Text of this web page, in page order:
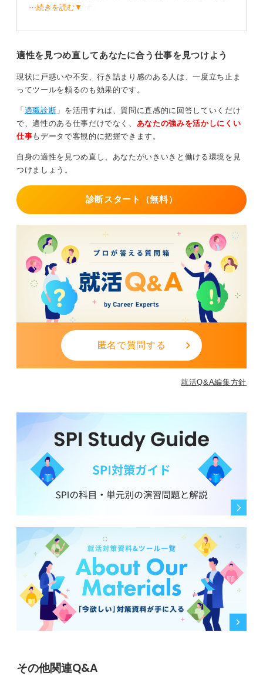
踏み出せています。
つらさを認めることが、立て直しのスタートになる
うように進まなかったり、人間関係でつまずいたり、期
待に応えられずに落ち込んだりする時期は、誰にでもあ
大切なのは、今の自分を責めすぎないことです。そし
て、「立て直すには時間がかかってもいい」と自分に許
す。転職は逃げではなく、自分に合った場所を探すため
の前向きな選択なのです。
そのためにも、今のつらさを整理してみましょう。何が
つらいのか、何が得意だったか、本当はどう働きたいの
かを紙に書き出すだけでも、つらさの輪郭が見えてきま
す。
状況を変えるには、小さな一歩を積み重ねることが大切
です。あなたには、あなただけの強みがあって、今は見
えづらくなっているだけなのです。
その強みを一緒に見つけてくれる人や環境を頼ることも
⋯続きを読む▼
適性を見つめ直してあなたに合う仕事を見つけよう
現状に戸惑いや不安、行き詰まり感のある人は、一度立ち止ま
ってツールを頼るのも効果的です。
「 適職診断 」を活用すれば、質問に直感的に回答していくだけ
で、適性のある仕事だけでなく、 あなたの強みを活かしにくい
仕事もデータで客観的に把握できます。
自身の適性を見つめ直し、あなたがいきいきと働ける環境を見
つけましょう。
診断スタート（無料）
匿名で質問する
就活Q&A編集方針
その他関連Q&A